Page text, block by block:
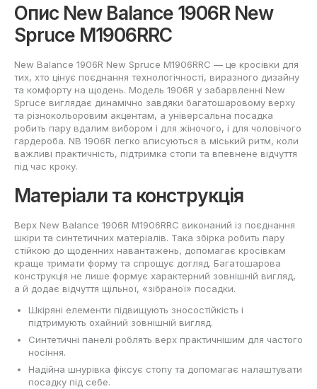
Опис New Balance 1906R New
Spruce M1906RRC
New Balance 1906R New Spruce M1906RRC — це кросівки для
тих, хто цінує поєднання технологічності, виразного дизайну
та комфорту на щодень. Модель 1906R у забарвленні New
Spruce виглядає динамічно завдяки багатошаровому верху
та різнокольоровим акцентам, а універсальна посадка
робить пару вдалим вибором і для жіночого, і для чоловічого
гардероба. NB 1906R легко вписуються в міський ритм, коли
важливі практичність, підтримка стопи та впевнене відчуття
під час кроку.
Матеріали та конструкція
Верх New Balance 1906R M1906RRC виконаний із поєднання
шкіри та синтетичних матеріалів. Така збірка робить пару
стійкою до щоденних навантажень, допомагає кросівкам
краще тримати форму та спрощує догляд. Багатошарова
конструкція не лише формує характерний зовнішній вигляд,
а й додає відчуття щільної, «зібраної» посадки.
Шкіряні елементи підвищують зносостійкість і
підтримують охайний зовнішній вигляд.
Синтетичні панелі роблять верх практичнішим для частого
носіння.
Надійна шнурівка фіксує стопу та допомагає налаштувати
посадку під себе.